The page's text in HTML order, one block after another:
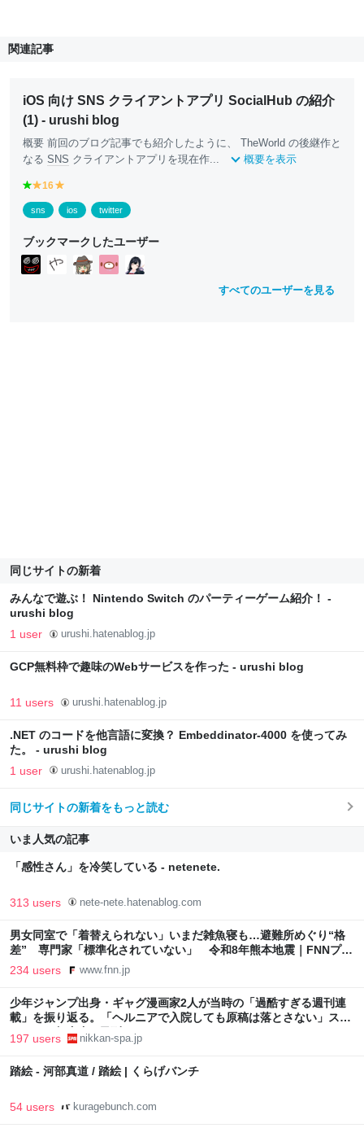
関連記事
iOS 向け SNS クライアントアプリ SocialHub の紹介
(1) - urushi blog
概要 前回のブログ記事でも紹介したように、 TheWorld の後継作と
なる SNS クライアントアプリを現在作... 概要を表示
g
r
e
n
y
e
ll
o
w
16
e
ll
w
sns ios twitter
ブックマークしたユーザー
すべてのユーザーを見る
同じサイトの新着
みんなで遊ぶ！ Nintendo Switch のパーティーゲーム紹介！ -
urushi blog
1 user urushi.hatenablog.jp
GCP無料枠で趣味のWebサービスを作った - urushi blog
11 users urushi.hatenablog.jp
.NET のコードを他言語に変換？ Embeddinator-4000 を使ってみ
た。 - urushi blog
1 user urushi.hatenablog.jp
同じサイトの新着をもっと読む
いま人気の記事
「感性さん」を冷笑している - netenete.
313 users nete-nete.hatenablog.com
男女同室で「着替えられない」いまだ雑魚寝も…避難所めぐり“格
差” 専門家「標準化されていない」 令和8年熊本地震｜FNNプラ
イムオンライン
234 users www.fnn.jp
少年ジャンプ出身・ギャグ漫画家2人が当時の「過酷すぎる週刊連
載」を振り返る。「ヘルニアで入院しても原稿は落とさない」スト
イックな舞台裏 | 日刊SPA!
197 users nikkan-spa.jp
踏絵 - 河部真道 / 踏絵 | くらげバンチ
54 users kuragebunch.com